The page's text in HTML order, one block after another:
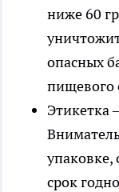
ниже 60
опасных
пищевого
Этикетка
срок